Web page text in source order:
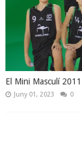
El Mini Masculí
Juny 01, 2023 0